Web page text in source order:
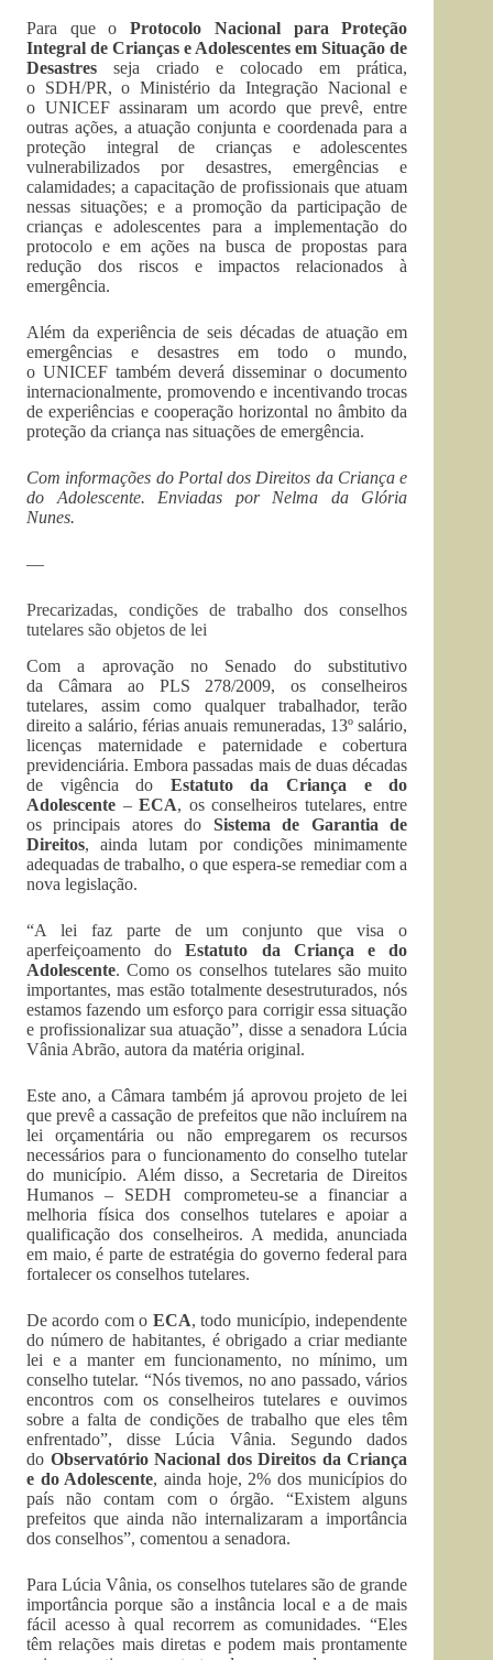
Para que oProtocolo Nacional para Proteção
Integral de Crianças e Adolescentes em Situação de
Desastres seja criado e colocado em prática,
o SDH/PR, o Ministério da Integração Nacional e
o UNICEF assinaram um acordo que prevê, entre
outras ações, a atuação conjunta e coordenada para a
proteção integral de crianças e adolescentes
vulnerabilizados por desastres, emergências e
calamidades; a capacitação de profissionais que atuam
nessas situações; e a promoção da participação de
crianças e adolescentes para a implementação do
protocolo e em ações na busca de propostas para
redução dos riscos e impactos relacionados à
emergência.
Além da experiência de seis décadas de atuação em
emergências e desastres em todo o mundo,
o UNICEF também deverá disseminar o documento
internacionalmente, promovendo e incentivando trocas
de experiências e cooperação horizontal no âmbito da
proteção da criança nas situações de emergência.
Com informações do Portal dos Direitos da Criança e
do Adolescente. Enviadas por Nelma da Glória
Nunes.
—
Precarizadas, condições de trabalho dos conselhos
tutelares são objetos de lei
Com a aprovação no Senado do substitutivo
da Câmara ao PLS 278/2009, os conselheiros
tutelares, assim como qualquer trabalhador, terão
direito a salário, férias anuais remuneradas, 13º salário,
licenças maternidade e paternidade e cobertura
previdenciária. Embora passadas mais de duas décadas
de vigência do Estatuto da Criança e do
Adolescente –ECA, os conselheiros tutelares, entre
os principais atores do Sistema de Garantia de
Direitos, ainda lutam por condições minimamente
adequadas de trabalho, o que espera-se remediar com a
nova legislação.
“A lei faz parte de um conjunto que visa o
aperfeiçoamento doEstatuto da Criança e do
Adolescente. Como os conselhos tutelares são muito
importantes, mas estão totalmente desestruturados, nós
estamos fazendo um esforço para corrigir essa situação
e profissionalizar sua atuação”, disse a senadora Lúcia
Vânia Abrão, autora da matéria original.
Este ano, a Câmara também já aprovou projeto de lei
que prevê a cassação de prefeitos que não incluírem na
lei orçamentária ou não empregarem os recursos
necessários para o funcionamento do conselho tutelar
do município. Além disso, a Secretaria de Direitos
Humanos – SEDH comprometeu-se a financiar a
melhoria física dos conselhos tutelares e apoiar a
qualificação dos conselheiros. A medida, anunciada
em maio, é parte de estratégia do governo federal para
fortalecer os conselhos tutelares.
De acordo com o ECA, todo município, independente
do número de habitantes, é obrigado a criar mediante
lei e a manter em funcionamento, no mínimo, um
conselho tutelar. “Nós tivemos, no ano passado, vários
encontros com os conselheiros tutelares e ouvimos
sobre a falta de condições de trabalho que eles têm
enfrentado”, disse Lúcia Vânia. Segundo dados
do Observatório Nacional dos Direitos da Criança
e do Adolescente, ainda hoje, 2% dos municípios do
país não contam com o órgão. “Existem alguns
prefeitos que ainda não internalizaram a importância
dos conselhos”, comentou a senadora.
Para Lúcia Vânia, os conselhos tutelares são de grande
importância porque são a instância local e a de mais
fácil acesso à qual recorrem as comunidades. “Eles
têm relações mais diretas e podem mais prontamente